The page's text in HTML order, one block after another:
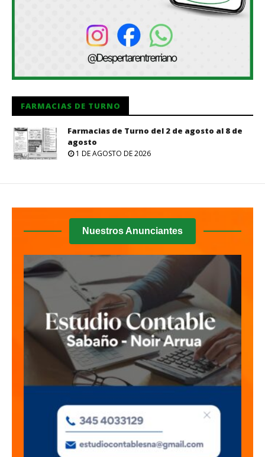
FARMACIAS DE TURNO
Farmacias de Turno del 2 de agosto al 8 de
agosto
1 DE AGOSTO DE 2026
Nuestros Anunciantes